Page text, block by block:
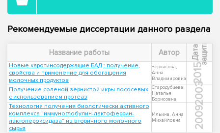
Рекомендуемые диссертации данного раздела
Название работы Автор Д
а
т
а
з
а
щ
и
т ы
Новые каротинсодержащие БАД : получение,
свойства и применение для обогащения
молочных продуктов
Черкасова,
Анна
Владимировна
2015
Получение соленой зернистой икры лососевых
с использованием протеаз
Стародубцева,
Наталья
Борисовна
2003
Технология получения биологически активного
комплекса "иммуноглобулин-лактоферрин-
лактопероксидаза" из вторичного молочного
сырья
Ильина, Анна
Михайловна
2009